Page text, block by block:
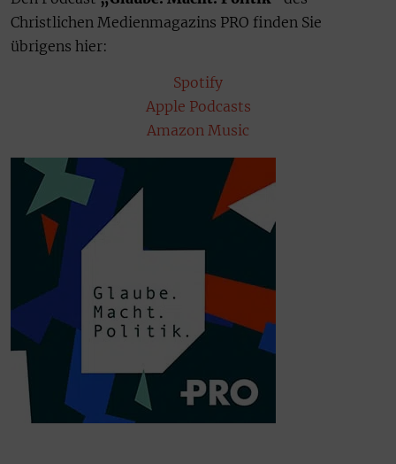
Christlichen Medienmagazins PRO finden Sie
übrigens hier:
Spotify
Apple Podcasts
Amazon Music